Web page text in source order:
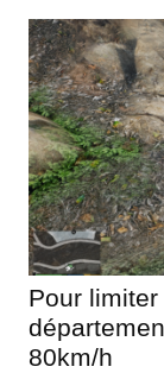
Pour
80km/h